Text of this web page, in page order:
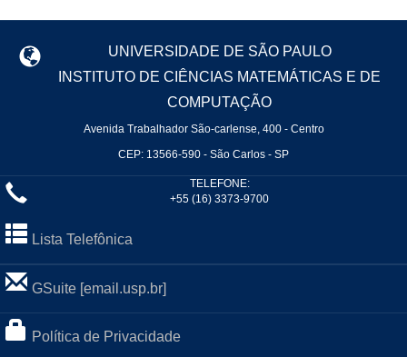
UNIVERSIDADE DE SÃO PAULO
INSTITUTO DE CIÊNCIAS MATEMÁTICAS E DE
COMPUTAÇÃO
Avenida Trabalhador São-carlense, 400 - Centro
CEP: 13566-590 - São Carlos - SP
TELEFONE:
+55 (16) 3373-9700
Lista Telefônica
GSuite [email.usp.br]
Política de Privacidade